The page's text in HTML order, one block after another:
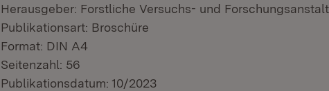
Herausgeber: Forstliche Versuchs- und
Publikationsart: Broschüre
Format: DIN A4
Seitenzahl: 56
Publikationsdatum: 10/2023